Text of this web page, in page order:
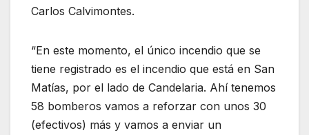
Carlos Calvimontes.
“En este momento, el único incendio que se
tiene registrado es el incendio que está en San
Matías, por el lado de Candelaria. Ahí tenemos
58 bomberos vamos a reforzar con unos 30
(efectivos) más y vamos a enviar un